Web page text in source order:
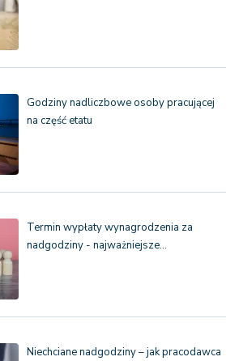
Godziny nadliczbowe osoby pracującej
na część etatu
Termin wypłaty wynagrodzenia za
nadgodziny - najważniejsze…
Niechciane nadgodziny – jak pracodawca